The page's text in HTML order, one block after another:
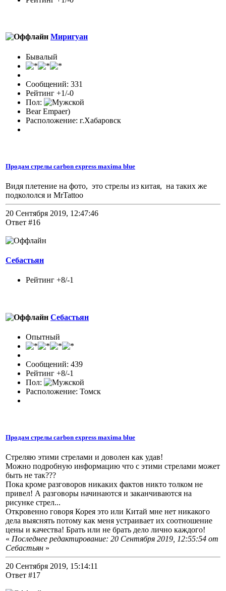
Миригуан
Бывалый
Сообщений: 331
Рейтинг +1/-0
Пол:
Bear Empaer)
Расположение: г.Хабаровск
Продам стрелы carbon express maxima blue
Видя плетение на фото, это стрелы из китая, на таких же
подкололся и MrTattoo
20 Сентября 2019, 12:47:46
Ответ #16
Себастьян
Рейтинг +8/-1
Себастьян
Опытный
Сообщений: 439
Рейтинг +8/-1
Пол:
Расположение: Томск
Продам стрелы carbon express maxima blue
Стреляю этими стрелами и доволен как удав!
Можно подробную информацию что с этими стрелами может
быть не так???
Пока кроме разговоров никаких фактов никто толком не
привел! А разговоры начинаются и заканчиваются на
рисунке стрел...
Откровенно говоря Корея это или Китай мне нет никакого
дела выяснять потому как меня устраивает их соотношение
цены и качества! Брать или не брать дело лично каждого!
« Последнее редактирование: 20 Сентября 2019, 12:55:54 от
Себастьян »
20 Сентября 2019, 15:14:11
Ответ #17